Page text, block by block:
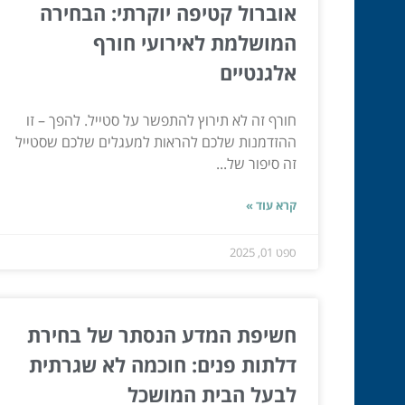
אוברול קטיפה יוקרתי: הבחירה
המושלמת לאירועי חורף
אלגנטיים
חורף זה לא תירוץ להתפשר על סטייל. להפך – זו
ההזדמנות שלכם להראות למעגלים שלכם שסטייל
זה סיפור של...
קרא עוד »
ספט 01, 2025
חשיפת המדע הנסתר של בחירת
דלתות פנים: חוכמה לא שגרתית
לבעל הבית המושכל